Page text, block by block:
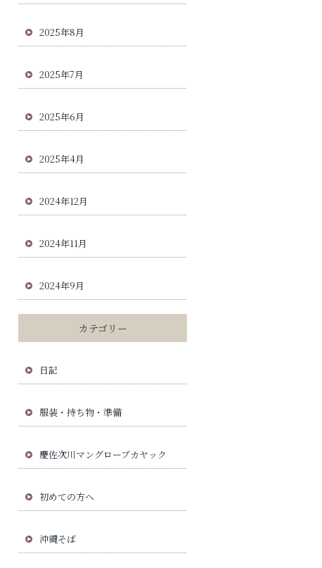
2025年8月
2025年7月
2025年6月
2025年4月
2024年12月
2024年11月
2024年9月
カテゴリー
日記
服装・持ち物・準備
慶佐次川マングローブカヤック
初めての方へ
沖縄そば